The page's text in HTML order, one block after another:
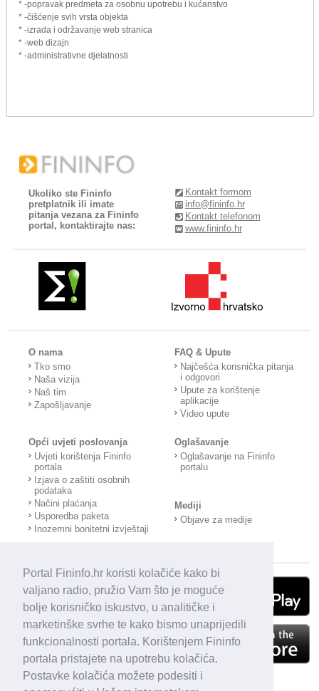
Portal Fininfo.hr koristi kolačiće kako bi
valjano radio, pružio Vam što je moguće
bolje korisničko iskustvo, u analitičke i
marketinške svrhe te kako bismo unaprijedili
funkcionalnosti portala. Korištenjem Fininfo
portala pristajete na upotrebu kolačića.
Postavke kolačića možete podesiti i
* -popravak predmeta za osobnu upotrebu i kućanstvo
* -čišćenje svih vrsta objekta
* -izrada i održavanje web stranica
* -web dizajn
* -administrativne djelatnosti
Ukoliko ste Fininfo
pretplatnik ili imate
pitanja vezana za Fininfo
portal, kontaktirajte nas:
Kontakt formom
info@fininfo.hr
Kontakt telefonom
www.fininfo.hr
O nama
Tko smo
Naša vizija
Naš tim
Zapošljavanje
FAQ & Upute
Najčešća korisnička pitanja
i odgovori
Upute za korištenje
aplikacije
Video upute
Opći uvjeti poslovanja
Uvjeti korištenja Fininfo
portala
Izjava o zaštiti osobnih
podataka
Načini plaćanja
Usporedba paketa
Inozemni bonitetni izvještaji
Oglašavanje
Oglašavanje na Fininfo
portalu
Mediji
Objave za medije